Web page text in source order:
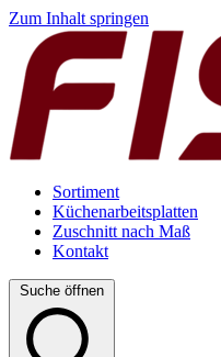
Zum Inhalt springen
Sortiment
Küchenarbeitsplatten
Zuschnitt nach Maß
Kontakt
Suche öffnen